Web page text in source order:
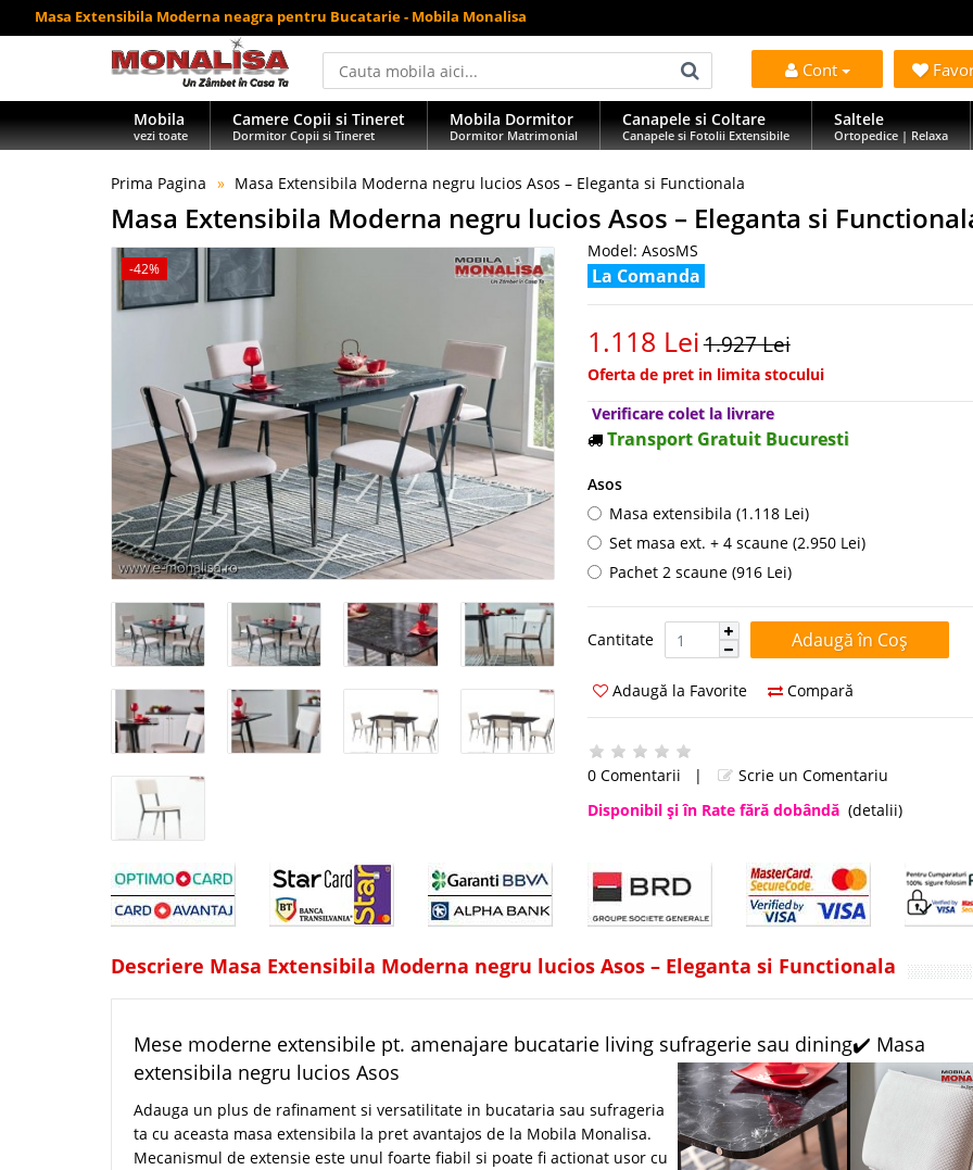
Masa Extensibila Moderna neagra pentru Bucatarie - Mobila Monalisa
Cont
Mobila
vezi toate
Camere Copii si Tineret
Dormitor Copii si Tineret
Mobila Dormitor
Dormitor Matrimonial
Canapele si Coltare
Canapele si Fotolii Extensibile
Saltele
Ortopedice | Relaxa
Prima Pagina Masa Extensibila Moderna negru lucios Asos – Eleganta si Functionala
Masa Extensibila Moderna negru lucios Asos – Eleganta si
-42%
Model: AsosMS
La Comanda
1.118 Lei1.927 Lei
Oferta de pret in limita stocului
Verificare colet la livrare
Transport Gratuit Bucuresti
Asos
Masa extensibila (1.118 Lei)
Set masa ext. + 4 scaune (2.950 Lei)
Pachet 2 scaune (916 Lei)
Cantitate Cantitate:
Adaugă la Favorite Compară
0 Comentarii |
Scrie un Comentariu
Disponibil şi în Rate fără dobândă (detalii)
Descriere Masa Extensibila Moderna negru lucios Asos – Eleganta si Functionala
Mese moderne extensibile pt. amenajare bucatarie living sufragerie sau dining✔️ Masa
extensibila negru lucios Asos
Adauga un plus de rafinament si versatilitate in bucataria sau sufrageria
ta cu aceasta masa extensibila la pret avantajos de la Mobila Monalisa.
Mecanismul de extensie este unul foarte fiabil si poate fi actionat usor cu